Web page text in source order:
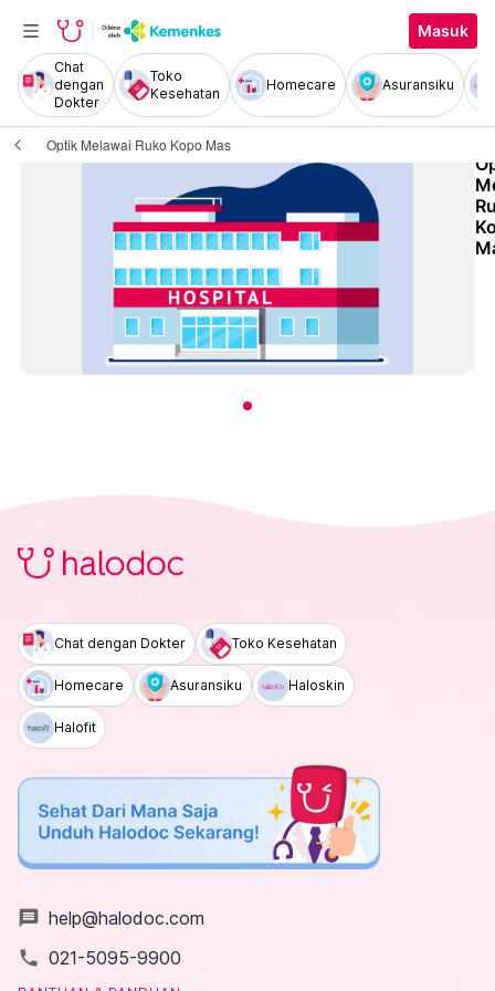
Masuk
Chat
dengan
Dokter
Toko
Kesehatan
Homecare Asuransiku
Optik Melawai Ruko Kopo Mas
Chat dengan Dokter Toko Kesehatan
Homecare Asuransiku Haloskin
Halofit
message help@halodoc.com
local_phone 021-5095-9900